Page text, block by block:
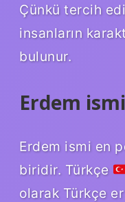
Çünkü tercih
insanların
bulunur.
Erdem
Erdem ismi en
biridir. Türkçe
olarak Türkçe